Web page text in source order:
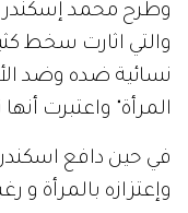
وطرح محمد إسكندر
والتي اثارت سخط
نسائية ضده وضد
المرأة" واعتبرت
في حين دافع
وإعتزازه بالمرأة و